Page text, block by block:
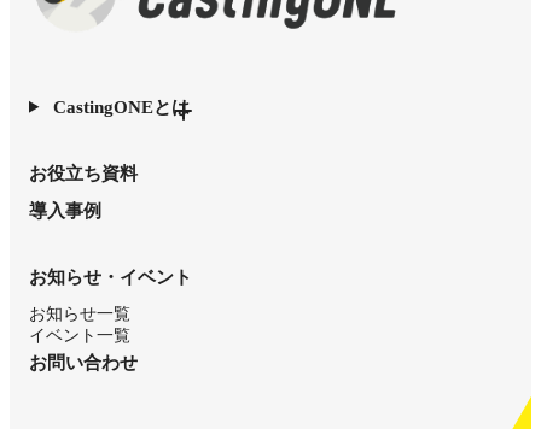
CastingONEとは
お役立ち資料
導入事例
お知らせ・イベント
お知らせ一覧
イベント一覧
お問い合わせ